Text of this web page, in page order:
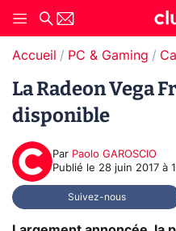
Accueil PC & Gaming
La Radeon Vega
disponible
Par Paolo GAROSCIO
Publié le 28 juin 2017 à
Suivez-nous